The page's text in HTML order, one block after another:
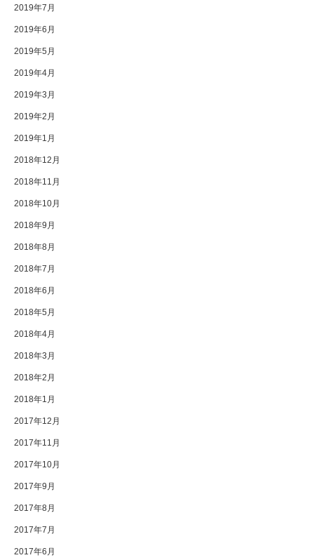
2019年7月
2019年6月
2019年5月
2019年4月
2019年3月
2019年2月
2019年1月
2018年12月
2018年11月
2018年10月
2018年9月
2018年8月
2018年7月
2018年6月
2018年5月
2018年4月
2018年3月
2018年2月
2018年1月
2017年12月
2017年11月
2017年10月
2017年9月
2017年8月
2017年7月
2017年6月